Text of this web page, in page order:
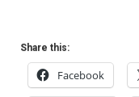
Share this:
Facebook